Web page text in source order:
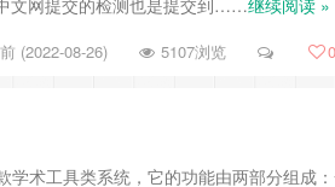
文网提交的检测也是提交到……继续阅读 »
(2022-08-26) 5107浏览 0
术工具类系统，它的功能由两部分组成